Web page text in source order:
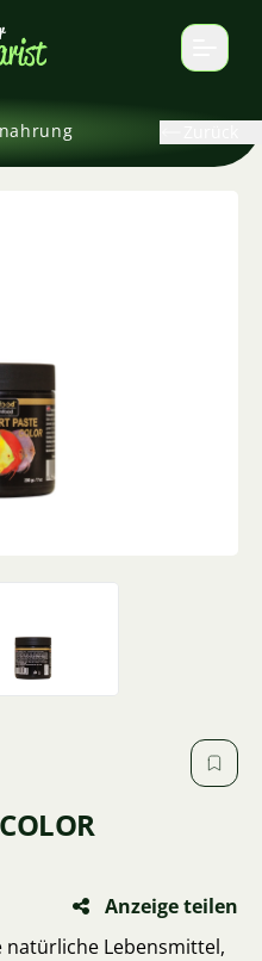
Anzeige teilen
Lebensmittel,